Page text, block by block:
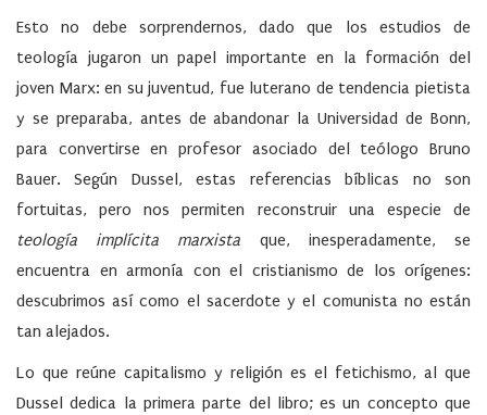
Esto no debe sorprendernos, dado que los estudios de
teología jugaron un papel importante en la formación del
joven Marx: en su juventud, fue luterano de tendencia pietista
y se preparaba, antes de abandonar la Universidad de Bonn,
para convertirse en profesor asociado del teólogo Bruno
Bauer. Según Dussel, estas referencias bíblicas no son
fortuitas, pero nos permiten reconstruir una especie de
teología implícita
marxista que, inesperadamente, se
encuentra en armonía con el cristianismo de los orígenes:
descubrimos así como el sacerdote y el comunista no están
tan alejados.
Lo que reúne capitalismo y religión es el fetichismo, al que
Dussel dedica la primera parte del libro; es un concepto que